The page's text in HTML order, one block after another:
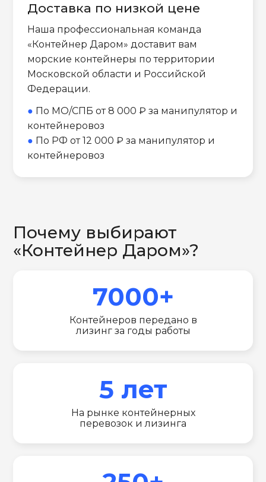
Доставка по низкой цене
Наша профессиональная команда
«Контейнер Даром» доставит вам
морские контейнеры по территории
Московской области и Российской
Федерации.
● По МО/СПБ от 8 000 ₽ за манипулятор и
контейнеровоз
● По РФ от 12 000 ₽ за манипулятор и
контейнеровоз
Почему выбирают
«Контейнер Даром»?
7000+
Контейнеров передано в
лизинг за годы работы
5 лет
На рынке контейнерных
перевозок и лизинга